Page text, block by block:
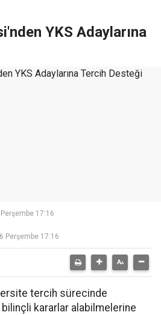
YKS Adaylarına
17:16
Perşembe 17:16
tercih sürecinde
kararlar alabilmelerine